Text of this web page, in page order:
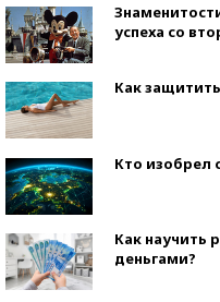
успеха со
Как
Кто изобрел
Как научить
деньгами?